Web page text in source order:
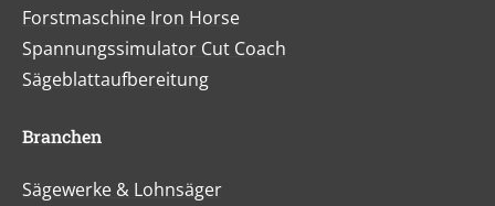
Forstmaschine Iron Horse
Spannungssimulator Cut Coach
Sägeblattaufbereitung
Branchen
Sägewerke & Lohnsäger